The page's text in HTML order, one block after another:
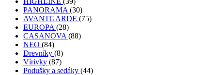
PANORAMA (30)
AVANTGARDE (75)
EUROPA (28)
CASANOVA (88)
NEO (84)
Drevníky (8)
Vírivky (87)
Podušky a sedáky (44)